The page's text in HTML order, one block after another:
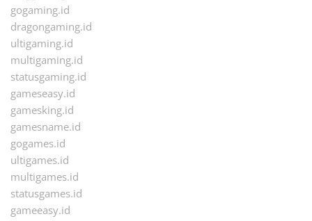
gogaming.id
dragongaming.id
ultigaming.id
multigaming.id
statusgaming.id
gameseasy.id
gamesking.id
gamesname.id
gogames.id
ultigames.id
multigames.id
statusgames.id
gameeasy.id